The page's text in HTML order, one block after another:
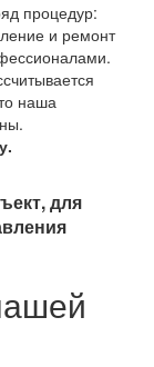
процедур:
и ремонт
наша
для